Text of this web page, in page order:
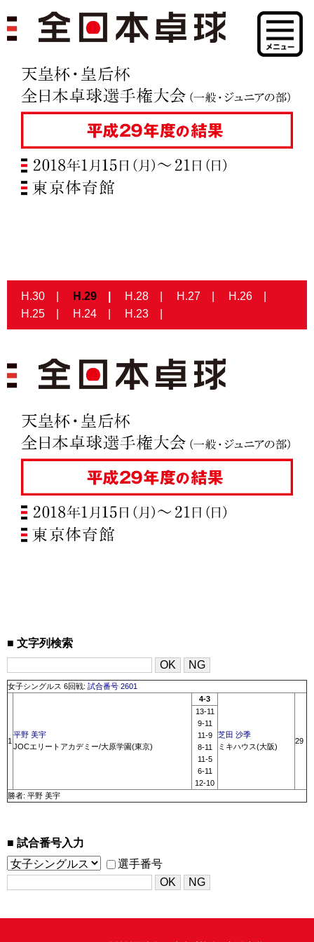
H.30 H.29 H.28 H.27
H.26
H.25
H.24 H.23
文字列検索
女子シングルス 6回戦: 試合番号 2601
1
平野 美宇
JOCエリートアカデミー/大原学園(東京)
4-3
芝田 沙季
ミキハウス(大阪)
29
13-11
9-11
11-9
8-11
11-5
6-11
12-10
勝者: 平野 美宇
試合番号入力
選手番号